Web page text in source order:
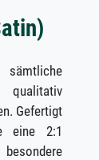
Gefertigt
eine 2:1